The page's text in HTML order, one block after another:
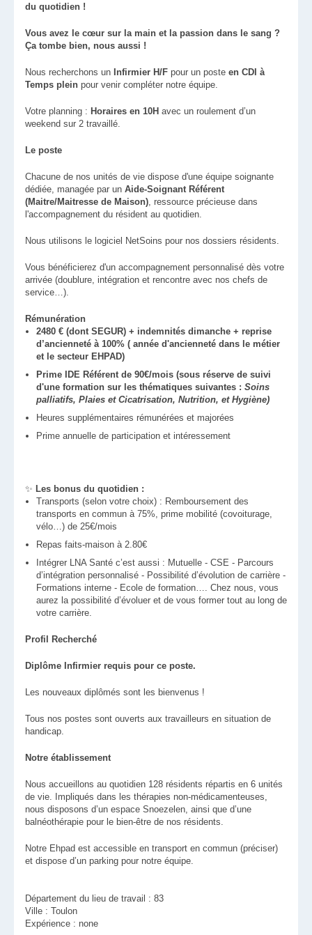
du quotidien !
Vous avez le cœur sur la main et la passion dans le sang ?
Ça tombe bien, nous aussi !
Nous recherchons un Infirmier H/F pour un poste en CDI à
Temps plein pour venir compléter notre équipe.
Votre planning : Horaires en 10H avec un roulement d’un
weekend sur 2 travaillé.
Le poste
Chacune de nos unités de vie dispose d'une équipe soignante
dédiée, managée par un Aide-Soignant Référent
(Maitre/Maitresse de Maison) , ressource précieuse dans
l'accompagnement du résident au quotidien.
Nous utilisons le logiciel NetSoins pour nos dossiers résidents.
Vous bénéficierez d'un accompagnement personnalisé dès votre
arrivée (doublure, intégration et rencontre avec nos chefs de
service…).
Rémunération
2480 € (dont SEGUR) + indemnités dimanche + reprise
d’ancienneté à 100% ( année d'ancienneté dans le métier
et le secteur EHPAD)
Prime IDE Référent de 90€/mois (sous réserve de suivi
d'une formation sur les thématiques suivantes : Soins
palliatifs, Plaies et Cicatrisation, Nutrition, et Hygiène)
Heures supplémentaires rémunérées et majorées
Prime annuelle de participation et intéressement
✨ Les bonus du quotidien :
Transports (selon votre choix) : Remboursement des
transports en commun à 75%, prime mobilité (covoiturage,
vélo…) de 25€/mois
Repas faits-maison à 2.80€
Intégrer LNA Santé c’est aussi : Mutuelle - CSE - Parcours
d’intégration personnalisé - Possibilité d’évolution de carrière -
Formations interne - Ecole de formation…. Chez nous, vous
aurez la possibilité d’évoluer et de vous former tout au long de
votre carrière.
Profil Recherché
Diplôme Infirmier requis pour ce poste.
Les nouveaux diplômés sont les bienvenus !
Tous nos postes sont ouverts aux travailleurs en situation de
handicap.
Notre établissement
Nous accueillons au quotidien 128 résidents répartis en 6 unités
de vie. Impliqués dans les thérapies non-médicamenteuses,
nous disposons d’un espace Snoezelen, ainsi que d’une
balnéothérapie pour le bien-être de nos résidents.
Notre Ehpad est accessible en transport en commun (préciser)
et dispose d’un parking pour notre équipe.
Département du lieu de travail : 83
Ville : Toulon
Expérience : none